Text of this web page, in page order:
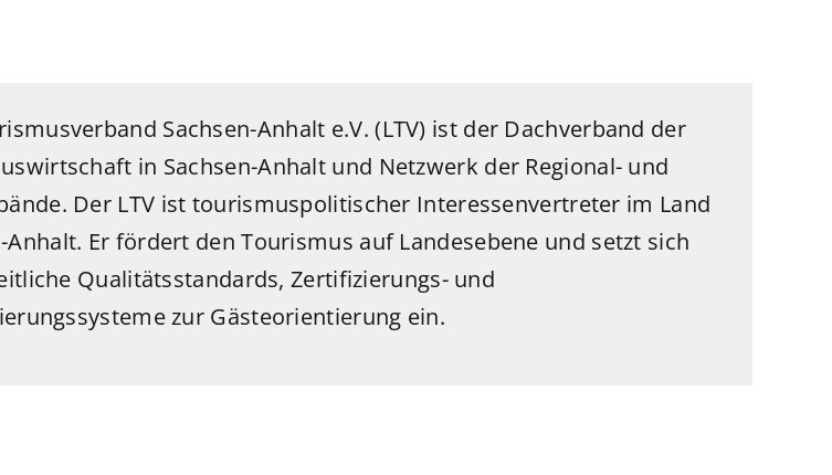
Sachsen-Anhalt e.V. (LTV) ist der Dachverband der
in Sachsen-Anhalt und Netzwerk der Regional- und
Der LTV ist tourismuspolitischer Interessenvertreter im Land
Anhalt. Er fördert den Tourismus auf Landesebene und setzt sich
Qualitätsstandards, Zertifizierungs- und
zur Gästeorientierung ein.